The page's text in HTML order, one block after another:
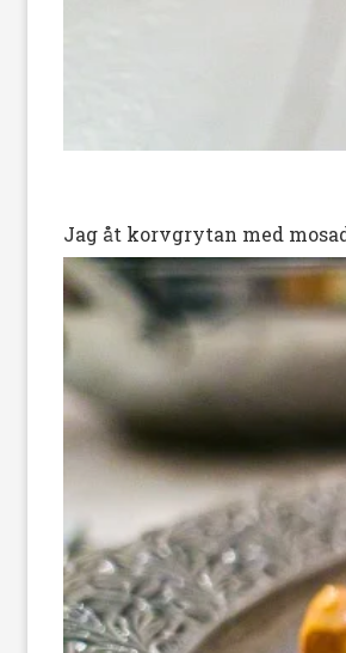
Jag åt korvgrytan med